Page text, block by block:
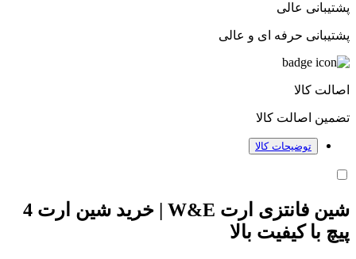
پشتیبانی عالی
پشتیبانی حرفه ای و عالی
اصالت کالا
تضمین اصالت کالا
توضیحات کالا
شین فانتزی ارت W&E | خرید شین ارت 4
پیچ با کیفیت بالا